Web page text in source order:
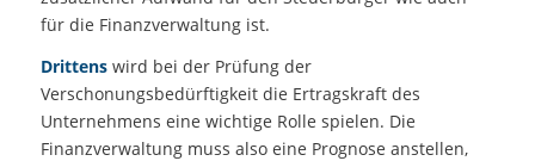
für die Finanzverwaltung ist.
Drittenswird bei der Prüfung der
Verschonungsbedürftigkeit die Ertragskraft des
Unternehmens eine wichtige Rolle spielen. Die
Finanzverwaltung muss also eine Prognose anstellen,